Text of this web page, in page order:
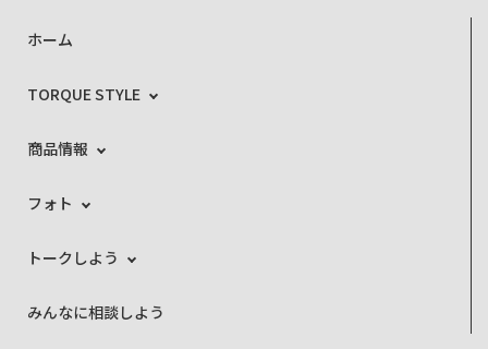
ホーム
TORQUE STYLE
商品情報
フォト
トークしよう
みんなに相談しよう